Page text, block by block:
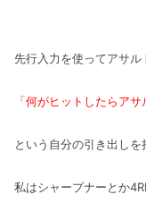
先行入力を使ってアサル
「何がヒットしたらアサ
という自分の引き出しを
私はシャープナーとか